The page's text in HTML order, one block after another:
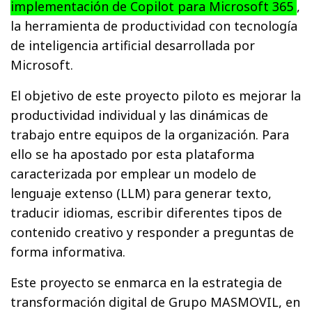
implementación de Copilot para Microsoft 365 ,
la herramienta de productividad con tecnología
de inteligencia artificial desarrollada por
Microsoft.
El objetivo de este proyecto piloto es mejorar la
productividad individual y las dinámicas de
trabajo entre equipos de la organización. Para
ello se ha apostado por esta plataforma
caracterizada por emplear un modelo de
lenguaje extenso (LLM) para generar texto,
traducir idiomas, escribir diferentes tipos de
contenido creativo y responder a preguntas de
forma informativa.
Este proyecto se enmarca en la estrategia de
transformación digital de Grupo MASMOVIL, en